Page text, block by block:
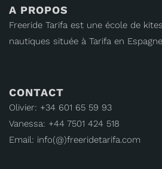
A PROPOS
Freeride Tarifa est une école de
nautiques située à Tarifa en
CONTACT
Olivier: +34 601 65 59 93
Vanessa: +44 7501 424 518
Email: info(@)freeridetarifa.com